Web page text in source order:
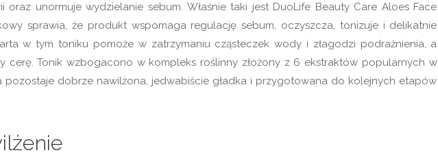
oraz unormuje wydzielanie sebum. Właśnie taki jest DuoLife Beauty Care Aloes Face
sprawia, że produkt wspomaga regulację sebum, oczyszcza, tonizuje i delikatnie
w tym toniku pomoże w zatrzymaniu cząsteczek wody i złagodzi podrażnienia, a
cerę. Tonik wzbogacono w kompleks roślinny złożony z 6 ekstraktów popularnych w
pozostaje dobrze nawilżona, jedwabiście gładka i przygotowana do kolejnych etapów